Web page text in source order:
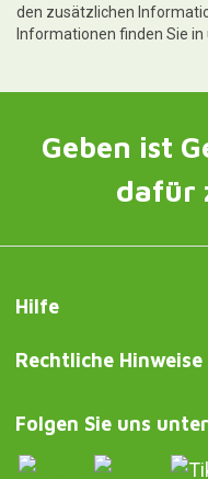
den zusätzlichen
Informationen finden Sie in
Geben ist
dafür
Hilfe
Rechtliche Hinweise
Folgen Sie uns unter